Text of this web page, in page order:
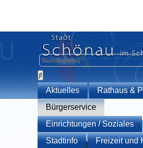
Aktuelles
Rathaus &
Bürgerservice
Einrichtungen / Soziales
Stadtinfo
Freizeit und